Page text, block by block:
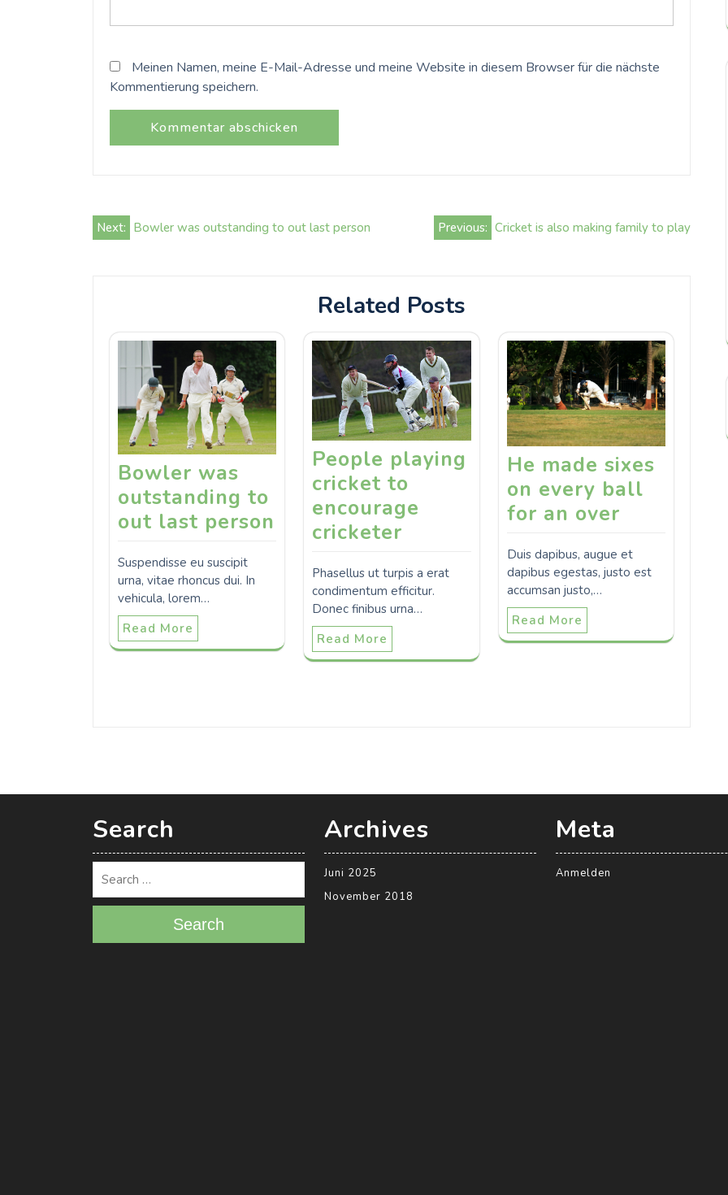
Meinen Namen, meine E-Mail-Adresse und meine Website in diesem Browser für die nächste
Kommentierung speichern.
Beitrags-
Previous: Cricket is also making family to play
Next: Bowler was outstanding to out last person
Related Posts
Bowler was
outstanding to
out last person
Suspendisse eu suscipit
urna, vitae rhoncus dui. In
vehicula, lorem…
Read More
People playing
cricket to
encourage
cricketer
Phasellus ut turpis a erat
condimentum efficitur.
Donec finibus urna…
Read More
He made sixes
on every ball
for an over
Duis dapibus, augue et
dapibus egestas, justo est
accumsan justo,…
Read More
Search
Search
Archives
Juni 2025
November 2018
Meta
Anmelden